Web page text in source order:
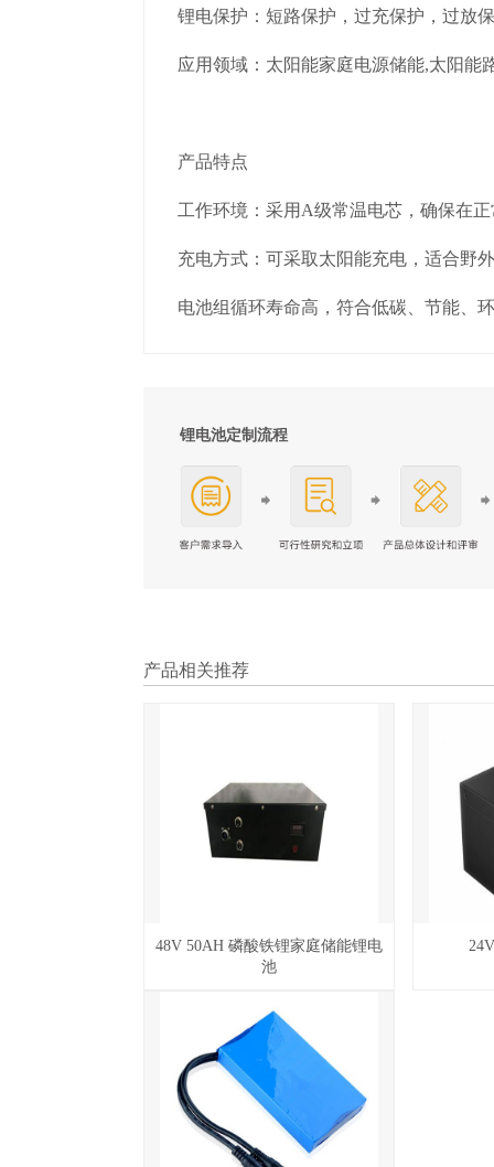
锂电保护：短路保护，过充保护，过放
应用领域：太阳能家庭电源储能,太阳能
产品特点
工作环境：采用A级常温电芯，确保在
充电方式：可采取太阳能充电，适合野
电池组循环寿命高，符合低碳、节能、
锂电池定制流程
产品相关推荐
48V 50AH 磷酸铁锂家庭储能锂电
池